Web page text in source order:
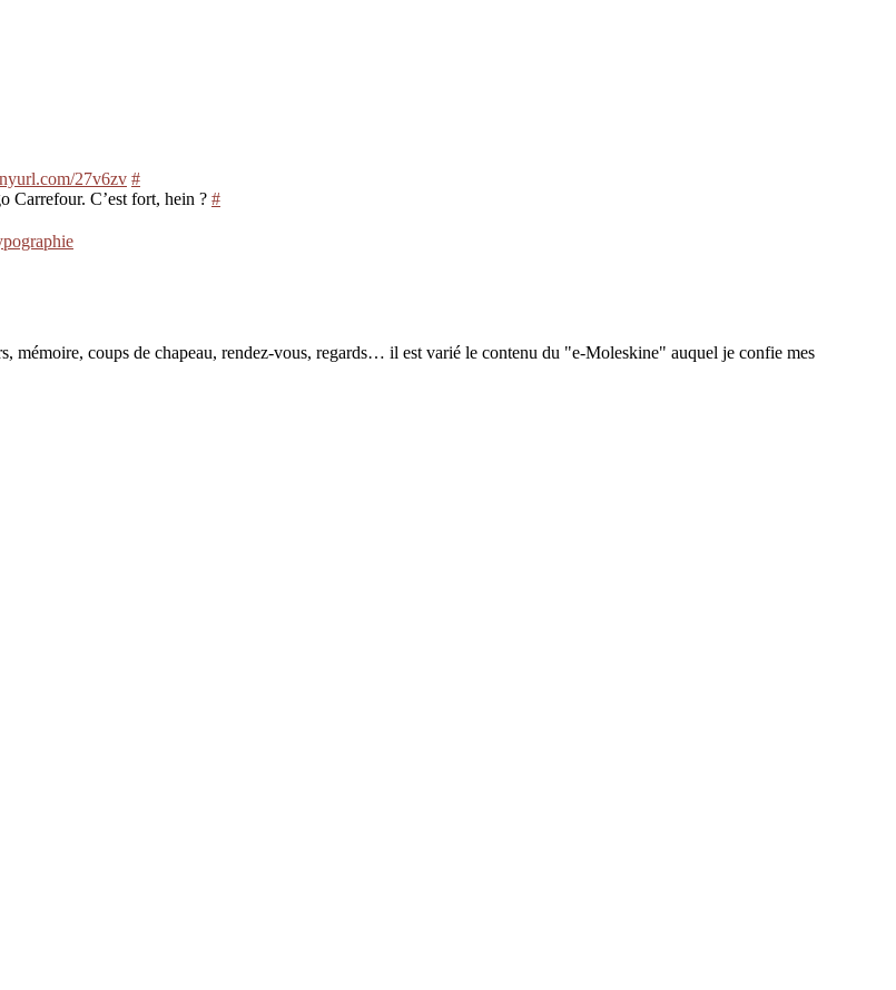
27v6zv #
Carrefour. C’est fort, hein ? #
mémoire, coups de chapeau, rendez-vous, regards… il est varié le contenu du "e-Moleskine" auquel je confie mes